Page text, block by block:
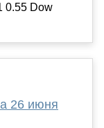
0.55 Dow
26 июня